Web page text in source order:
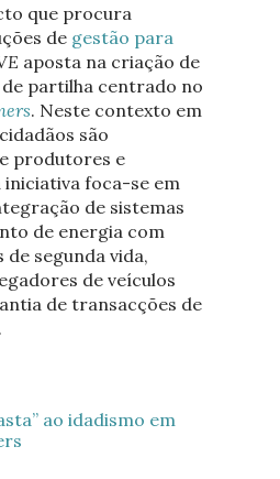
que procura
de gestão para
aposta na criação de
partilha centrado no
. Neste contexto em
são
produtores e
iniciativa foca-se em
de sistemas
de energia com
de segunda vida,
de veículos
de transacções de
ao idadismo em